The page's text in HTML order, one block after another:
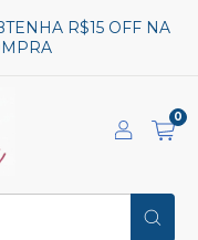
R$15 OFF NA
0